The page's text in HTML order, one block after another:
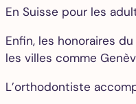
En Suisse pour les
Enfin, les honoraires
les villes comme
L’orthodontiste